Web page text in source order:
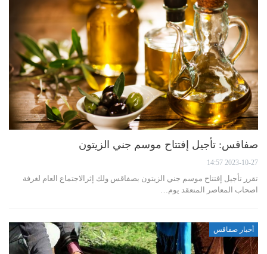
صفاقس: تأجيل إفتتاح موسم جني الزيتون
2023-10-27 14:57
تقرر تأجيل إفتتاح موسم جني الزيتون بصفاقس ولك إثرالاجتماع العام لغرفة
اصحاب المعاصر المنعقد يوم…
أخبار صفاقس